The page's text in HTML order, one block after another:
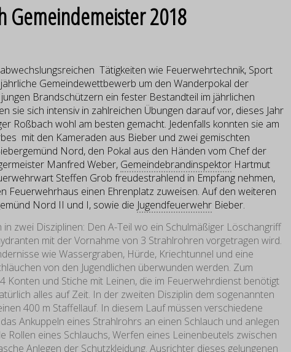
Gemeindemeister 2018
Tätigkeiten wie Feuerwehrtechnik, Sport
Gemeindewettbewerb um den Wanderpokal der
Brandschützern ein fester Bestandteil im jährlichen
sie sich intensiv in zahlreichen Übungen darauf vor, dieses Jahr
Roßbach wohl am besten gemacht. Jedenfalls konnten sie am
mit den Kameraden aus Bieber und zwei gemischten
Nord, den Pokal aus den Händen vom Chef der
Manfred Weber, Gemeindebrandinspektor Hartmut
Steffen Grob freudestrahlend in Empfang nehmen,
Feuerwehrhaus einen Ehrenplatz zuweisen. Auf den weiteren
Nord II und I, sowie die Jugendfeuerwehr Bieber.
zwei Disziplinen: Den A-Teil wo ein Schulmäßiger Löschangriff
mit der Vornahme von 3 Strahlrohren vorgetragen wird.
wie Wassergraben, Hürde, Kriechtunnel und eine
von den Jugendlichen überwunden werden. Zum
Konten und Stiche mit Leinen, die im Feuerwehrdienst benötigt
alles auf Zeit. In der zweiten Disziplin dem sogenannten
400 m Staffellauf. In diesem Lauf müssen verschiedene
Ankuppeln eines Strahlrohrs an einen Schlauch und anlegen
Rollen eines Schlauchs, Werfen eines Leinenbeutels zwischen
Anlegen der Schutzkleidung. Ausrichter dieses gelungenen